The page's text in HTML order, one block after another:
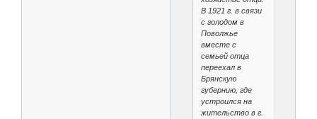
В 1921 г. в связи
с голодом в
Поволжье
вместе с
семьей отца
переехал в
Брянскую
губернию, где
устроился на
жительство в г.